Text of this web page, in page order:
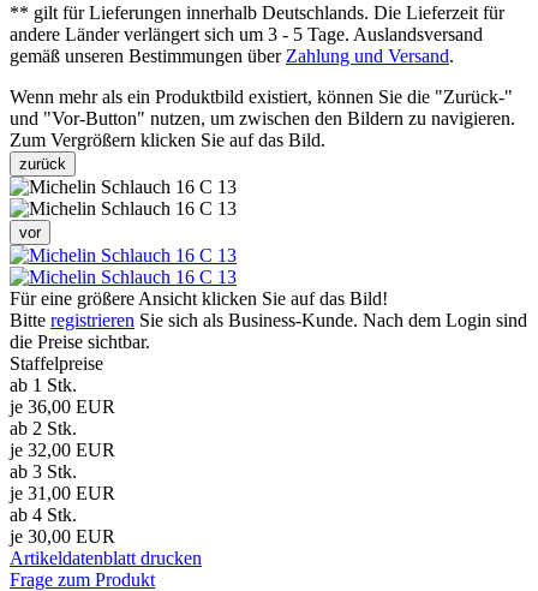
** gilt für Lieferungen innerhalb Deutschlands. Die Lieferzeit für
andere Länder verlängert sich um 3 - 5 Tage. Auslandsversand
gemäß unseren Bestimmungen über Zahlung und Versand.
Wenn mehr als ein Produktbild existiert, können Sie die "Zurück-"
und "Vor-Button" nutzen, um zwischen den Bildern zu navigieren.
Zum Vergrößern klicken Sie auf das Bild.
zurück
vor
Für eine größere Ansicht klicken Sie auf das Bild!
Bitte registrieren Sie sich als Business-Kunde. Nach dem Login sind
die Preise sichtbar.
Staffelpreise
ab 1 Stk.
je 36,00 EUR
ab 2 Stk.
je 32,00 EUR
ab 3 Stk.
je 31,00 EUR
ab 4 Stk.
je 30,00 EUR
Artikeldatenblatt drucken
Frage zum Produkt